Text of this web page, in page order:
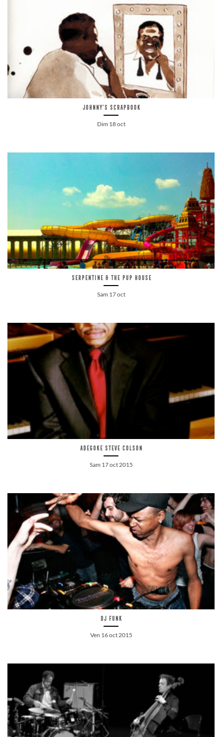
Johnny’s Scrapbook
Dim 18 oct
Serpentine & the Pup House
Sam 17 oct
Adegoke Steve Colson
Sam 17 oct 2015
Dj Funk
Ven 16 oct 2015